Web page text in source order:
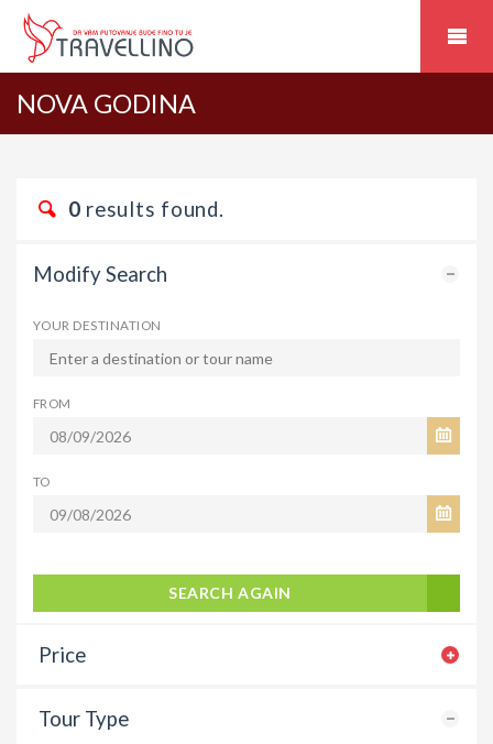
NOVA GODINA
0 results found.
Modify Search
YOUR DESTINATION
FROM
TO
SEARCH AGAIN
Price
Tour Type